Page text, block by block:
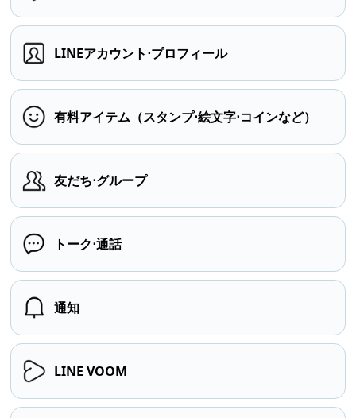
LINEアカウント⋅プロフィール
有料アイテム（スタンプ⋅絵文字⋅コインなど）
友だち⋅グループ
トーク⋅通話
通知
LINE VOOM